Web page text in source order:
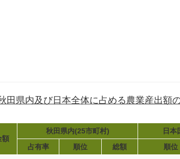
田県内及び日本全体に占める農業産出額
額
秋田県内(25市町村)
日
占有率
順位 総額 順位